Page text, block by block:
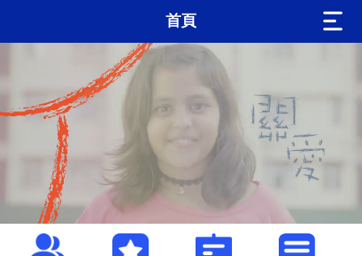
首頁